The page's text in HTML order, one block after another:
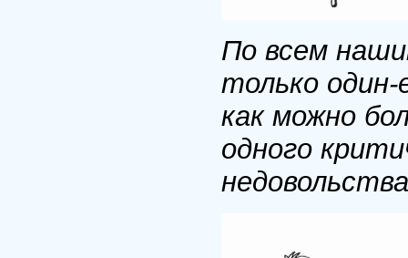
По всем
только
как можно
одного